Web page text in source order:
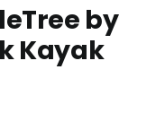
by
Kayak